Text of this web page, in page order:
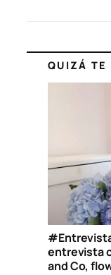
QUIZÁ TE
entrevista
and Co,